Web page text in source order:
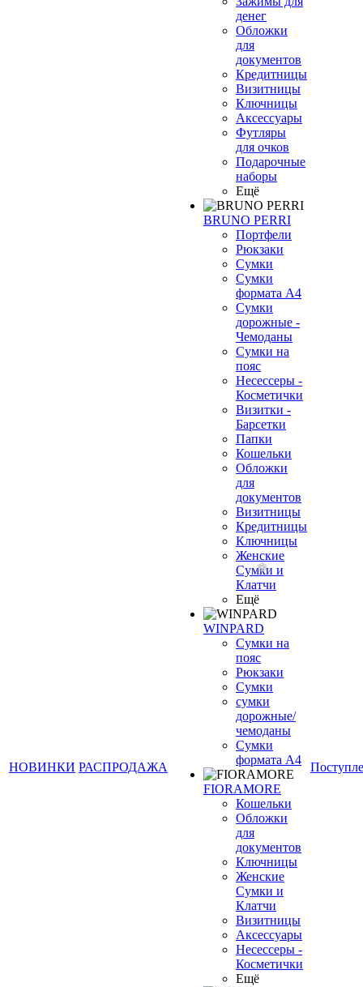
НОВИНКИ РАСПРОДАЖА
денег
Обложки
для
документов
Кредитницы
Визитницы
Ключницы
Аксессуары
Футляры
для очков
Подарочные
наборы
Ещё
BRUNO PERRI
Портфели
Рюкзаки
Сумки
Сумки
формата А4
Сумки
дорожные -
Чемоданы
Сумки на
пояс
Несессеры -
Косметички
Визитки -
Барсетки
Папки
Кошельки
Обложки
для
документов
Визитницы
Кредитницы
Ключницы
Женские
Сумки и
Клатчи
Ещё
WINPARD
Сумки на
пояс
Рюкзаки
Сумки
сумки
дорожные/
чемоданы
Сумки
формата А4
FIORAMORE
Кошельки
Обложки
для
документов
Ключницы
Женские
Сумки и
Клатчи
Визитницы
Аксессуары
Несессеры -
Косметички
Ещё